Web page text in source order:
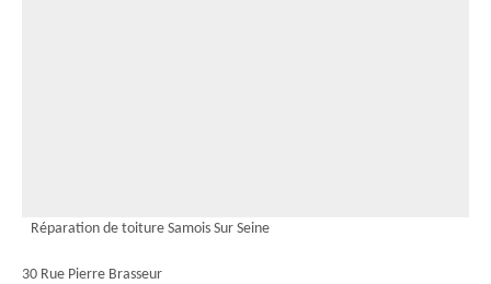
Réparation de toiture Samois Sur Seine
30 Rue Pierre Brasseur